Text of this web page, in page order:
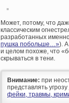
Может, потому, что
классическим
разработанных
пушка побольше…»).
и целом похоже, что
скрываться в тени.
Внимание: при
представлять
фейки, травмы,